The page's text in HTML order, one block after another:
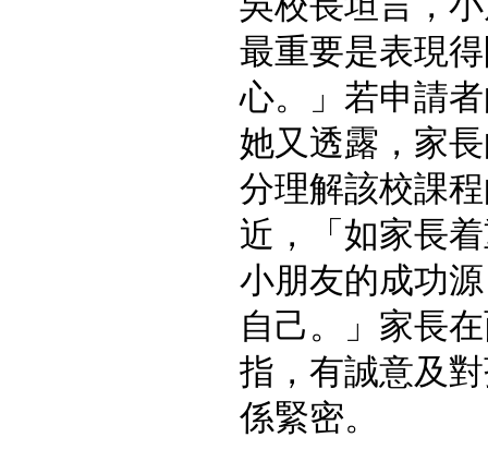
最重要是表現
心。」若申請
她又透露，家
分理解該校課
近，「如家長
小朋友的成功
自己。」家長
指，有誠意及
係緊密。